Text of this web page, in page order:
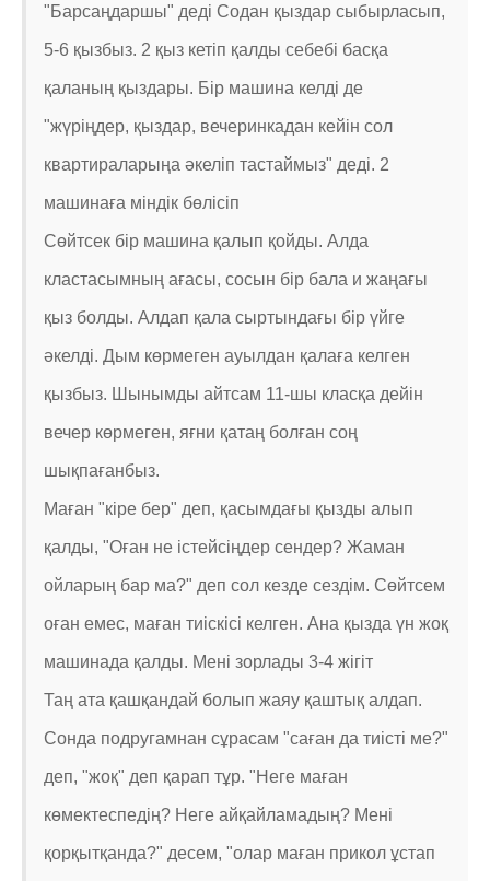
"Барсаңдаршы" деді Содан қыздар сыбырласып,
5-6 қызбыз. 2 қыз кетіп қалды себебі басқа
қаланың қыздары. Бір машина келді де
"жүріңдер, қыздар, вечеринкадан кейін сол
квартираларыңа әкеліп тастаймыз" деді. 2
машинаға міндік бөлісіп
Сөйтсек бір машина қалып қойды. Алда
кластасымның ағасы, сосын бір бала и жаңағы
қыз болды. Алдап қала сыртындағы бір үйге
әкелді. Дым көрмеген ауылдан қалаға келген
қызбыз. Шынымды айтсам 11-шы класқа дейін
вечер көрмеген, яғни қатаң болған соң
шықпағанбыз.
Маған "кіре бер" деп, қасымдағы қызды алып
қалды, "Оған не істейсіңдер сендер? Жаман
ойларың бар ма?" деп сол кезде сездім. Сөйтсем
оған емес, маған тиіскісі келген. Ана қызда үн жоқ
машинада қалды. Мені зорлады 3-4 жігіт
Таң ата қашқандай болып жаяу қаштық алдап.
Сонда подругамнан сұрасам "саған да тиісті ме?"
деп, "жоқ" деп қарап тұр. "Неге маған
көмектеспедің? Неге айқайламадың? Мені
қорқытқанда?" десем, "олар маған прикол ұстап